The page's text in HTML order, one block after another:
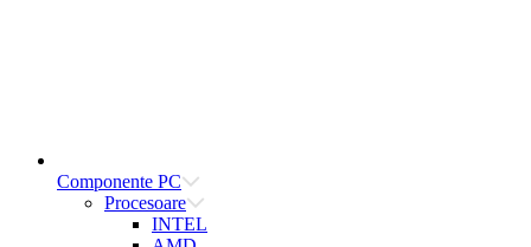
Componente PC
Procesoare
INTEL